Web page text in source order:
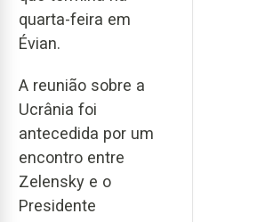
quarta-feira em
Évian.
A reunião sobre a
Ucrânia foi
antecedida por um
encontro entre
Zelensky e o
Presidente